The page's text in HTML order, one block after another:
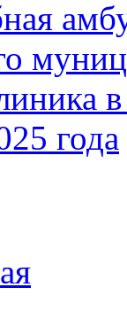
года